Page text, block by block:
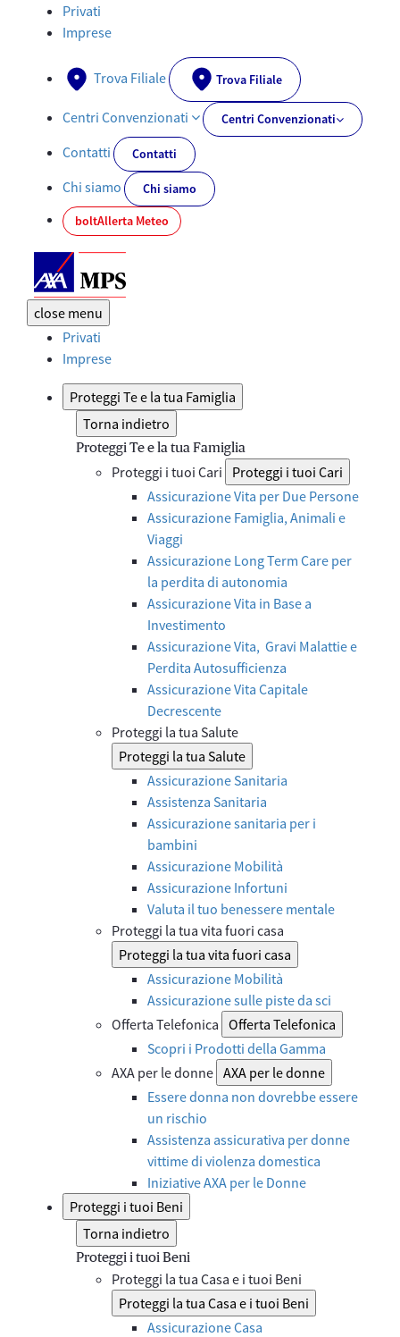
Documenti PRIIPs - AXA-MPS.IT
Privati
Imprese
Trova Filiale Trova Filiale
Centri Convenzionati Centri Convenzionati
Contatti Contatti
Chi siamo
Chi siamo
boltAllerta Meteo
close menu
Privati
Imprese
Proteggi Te e la tua Famiglia
Torna indietro
Proteggi Te e la tua Famiglia
Proteggi i tuoi Cari
Proteggi i tuoi Cari
Assicurazione Vita per Due Persone
Assicurazione Famiglia, Animali e
Viaggi
Assicurazione Long Term Care per
la perdita di autonomia
Assicurazione Vita in Base a
Investimento
Assicurazione Vita, Gravi Malattie e
Perdita Autosufficienza
Assicurazione Vita Capitale
Decrescente
Proteggi la tua Salute
Proteggi la tua Salute
Assicurazione Sanitaria
Assistenza Sanitaria
Assicurazione sanitaria per i
bambini
Assicurazione Mobilità
Assicurazione Infortuni
Valuta il tuo benessere mentale
Proteggi la tua vita fuori casa
Proteggi la tua vita fuori casa
Assicurazione Mobilità
Assicurazione sulle piste da sci
Offerta Telefonica Offerta Telefonica
Scopri i Prodotti della Gamma
AXA per le donne AXA per le donne
Essere donna non dovrebbe essere
un rischio
Assistenza assicurativa per donne
vittime di violenza domestica
Iniziative AXA per le Donne
Proteggi i tuoi Beni
Torna indietro
Proteggi i tuoi Beni
Proteggi la tua Casa e i tuoi Beni
Proteggi la tua Casa e i tuoi Beni
Assicurazione Casa